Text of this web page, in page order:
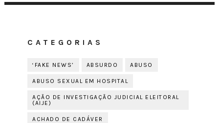
CATEGORIAS
‘FAKE NEWS’ ABSURDO ABUSO
ABUSO SEXUAL EM HOSPITAL
AÇÃO DE INVESTIGAÇÃO JUDICIAL ELEITORAL
(AIJE)
ACHADO DE CADÁVER